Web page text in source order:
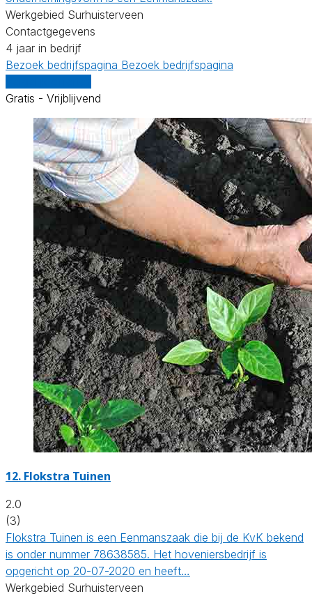
Werkgebied Surhuisterveen
Contactgegevens
4 jaar in bedrijf
Bezoek bedrijfspagina Bezoek bedrijfspagina
Gratis - Vrijblijvend
12. Flokstra Tuinen
2.0
(3)
Flokstra Tuinen is een Eenmanszaak die bij de KvK bekend
is onder nummer 78638585. Het hoveniersbedrijf is
opgericht op 20-07-2020 en heeft…
Werkgebied Surhuisterveen